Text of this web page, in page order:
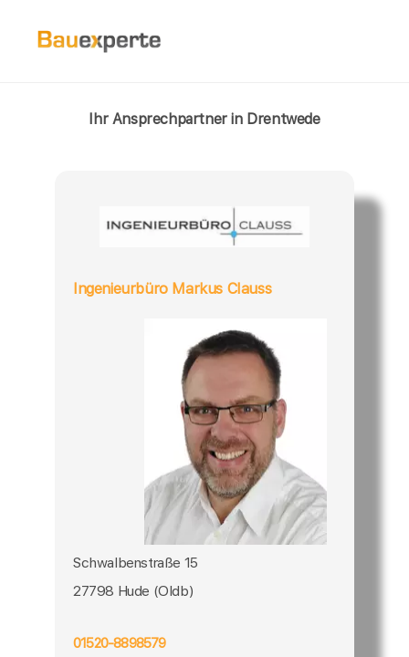
Ihr Ansprechpartner in Drentwede
Ingenieurbüro Markus Clauss
Schwalbenstraße 15
27798 Hude (Oldb)
01520-8898579